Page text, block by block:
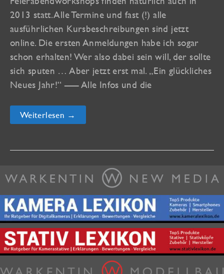
2013 statt. Alle Termine und fast (!) alle
ausführlichen Kursbeschreibungen sind jetzt
online. Die ersten Anmeldungen habe ich sogar
schon erhalten! Wer also dabei sein will, der sollte
sich sputen … Aber jetzt erst mal. „Ein glückliches
Neues Jahr!“ —– Alle Infos und die
Termine
2013
in
Weiterlesen →